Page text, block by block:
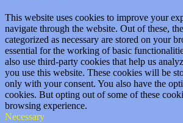
This website uses cookies to improve your
navigate through the website. Out of these,
categorized as necessary are stored on your
essential for the working of basic
also use third-party cookies that help us
you use this website. These cookies will be
only with your consent. You also have the
cookies. But opting out of some of these
browsing experience.
Necessary